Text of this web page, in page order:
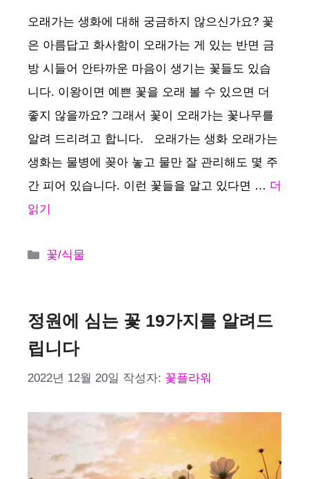
오래가는 생화에 대해 궁금하지 않으신가요? 꽃
은 아름답고 화사함이 오래가는 게 있는 반면 금
방 시들어 안타까운 마음이 생기는 꽃들도 있습
니다. 이왕이면 예쁜 꽃을 오래 볼 수 있으면 더
좋지 않을까요? 그래서 꽃이 오래가는 꽃나무를
알려 드리려고 합니다. 오래가는 생화 오래가는
생화는 물병에 꽂아 놓고 물만 잘 관리해도 몇 주
간 피어 있습니다. 이런 꽃들을 알고 있다면 … 더
읽기
카
꽃/식물
정원에 심는 꽃 19가지를 알려드
립니다
2022년 12월 20일 작성자: 꽃플라워